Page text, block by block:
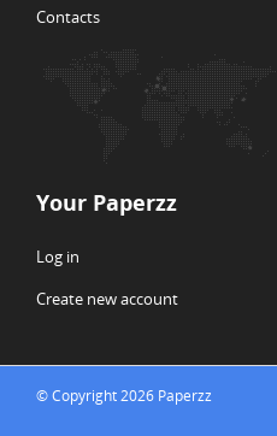
Contacts
Your Paperzz
Log in
Create new account
© Copyright 2026 Paperzz